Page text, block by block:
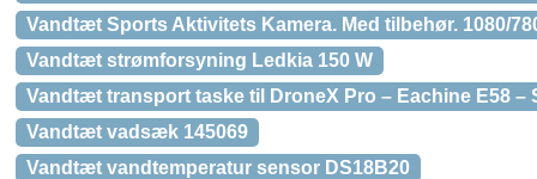
Vandtæt Sports Aktivitets Kamera. Med tilbehør. 1080/
Vandtæt strømforsyning Ledkia 150 W
Vandtæt transport taske til DroneX Pro – Eachine E58 –
Vandtæt vadsæk 145069
Vandtæt vandtemperatur sensor DS18B20